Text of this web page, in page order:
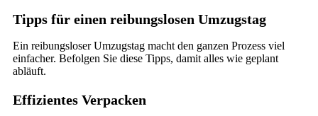
Tipps für einen reibungslosen Umzugstag
Ein reibungsloser Umzugstag macht den ganzen Prozess viel
einfacher. Befolgen Sie diese Tipps, damit alles wie geplant
abläuft.
Effizientes Verpacken